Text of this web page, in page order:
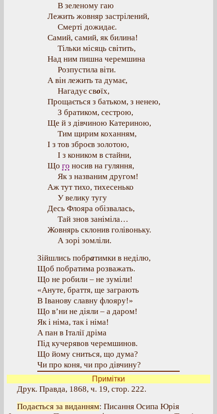
В зеленому гаю
Лежить жовняр застрілений,
Смерті дожидає.
Самий, самий, як билина!
Тільки місяць світить,
Над ним пишна черемшина
Розпустила віти.
А він лежить та думає,
Нагадує своїх,
Прощається з батьком, з ненею,
З братиком, сестрою,
Ще й з дівчиною Катериною,
Тим щирим коханням,
І з тов зброєв золотою,
І з коником в стайни,
Що го носив на гуляння,
Як з названим другом!
Аж тут тихо, тихесенько
У велику тугу
Десь Флояра обізвалась,
Тай знов заніміла…
Жовнярь склонив голівоньку.
А зорі зомліли.
Зійшлись побратимки в неділю,
Щоб побратима розважать.
Що не робили – не зуміли!
«Ануте, браття, ще заграють
В Іванову славну флояру!»
Що в’ни не діяли – а даром!
Як і німа, так і німа!
А пан в Італії дріма
Під кучерявов черемшинов.
Що йому сниться, що дума?
Чи про коня, чи про дівчину?
Примітки
Друк. Правда, 1868, ч. 19, стор. 222.
Подається за виданням: Писання Осипа Юрія